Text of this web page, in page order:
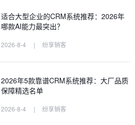
适合大型企业的CRM系统推荐：2026年
哪款AI能力最突出？
2026-8-4 | 纷享销客
2026年5款靠谱CRM系统推荐：大厂品质
保障精选名单
2026-8-4 | 纷享销客